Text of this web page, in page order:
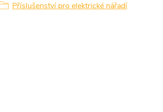
Příslušenství pro elektrické nářadí